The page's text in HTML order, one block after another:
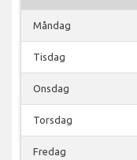
Måndag
Tisdag
Onsdag
Torsdag
Fredag